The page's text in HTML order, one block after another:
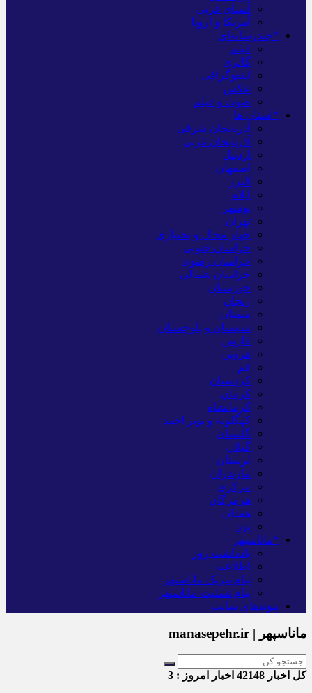
آسیای غربی
آمریکا و اروپا
*چندرسانه‌ای
فیلم
گالری
اینفوگرافی
عکس
صوت و فیلم
*استان ها
آذربایجان شرقی
آذربایجان غربی
اردبیل
اصفهان
البرز
ایلام
بوشهر
تهران
چهار محال و بختیاری
خراسان جنوبی
خراسان رضوی
خراسان شمالی
خوزستان
زنجان
سمنان
سیستان و بلوچستان
فارس
قزوین
قم
کردستان
کرمان
کرمانشاه
کهگلویه و بویر احمد
گلستان
گیلان
لرستان
مازندران
مرکزی
هرمزگان
همدان
یزد
*ماناسپهر
یادداشت روز
اطلاعیه
پیام تبریک ماناسپهر
پیام تسلیت ماناسپهر
پیوندهای سایت
ماناسپهر | manasepehr.ir
کل اخبار اخبار امروز : 3